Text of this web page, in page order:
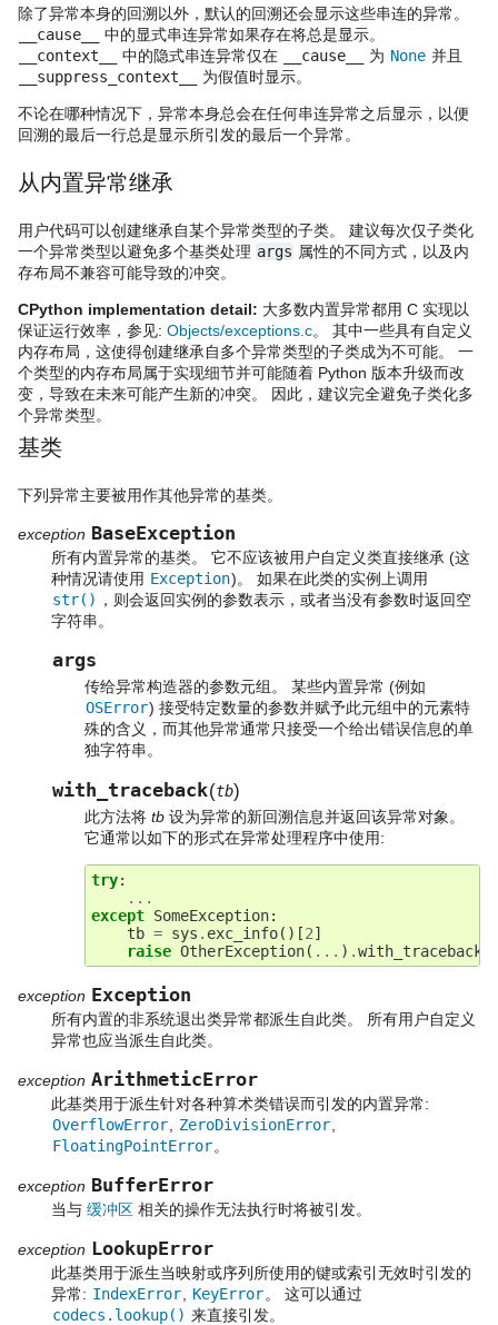
除了异常本身的回溯以外，默认的回溯还会显示这些串连的异常。
__cause__
中的显式串连异常如果存在将总是显示。
__context__
中的隐式串连异常仅在 __cause__ 为 None 并且
__suppress_context__
为假值时显示。
不论在哪种情况下，异常本身总会在任何串连异常之后显示，以便
回溯的最后一行总是显示所引发的最后一个异常。
从内置异常继承
用户代码可以创建继承自某个异常类型的子类。 建议每次仅子类化
一个异常类型以避免多个基类处理 args 属性的不同方式，以及内
存布局不兼容可能导致的冲突。
CPython implementation detail: 大多数内置异常都用 C 实现以
保证运行效率，参见: Objects/exceptions.c。 其中一些具有自定义
内存布局，这使得创建继承自多个异常类型的子类成为不可能。 一
个类型的内存布局属于实现细节并可能随着 Python 版本升级而改
变，导致在未来可能产生新的冲突。 因此，建议完全避免子类化多
个异常类型。
基类
下列异常主要被用作其他异常的基类。
exception BaseException
所有内置异常的基类。 它不应该被用户自定义类直接继承 (这
种情况请使用 Exception)。 如果在此类的实例上调用
str() ，则会返回实例的参数表示，或者当没有参数时返回空
字符串。
args
传给异常构造器的参数元组。 某些内置异常 (例如
OSError) 接受特定数量的参数并赋予此元组中的元素特
殊的含义，而其他异常通常只接受一个给出错误信息的单
独字符串。
with_traceback(tb)
此方法将 tb 设为异常的新回溯信息并返回该异常对象。
它通常以如下的形式在异常处理程序中使用:
try:
...
except SomeException:
tb = sys . exc_info()[2]
raise OtherException( ... ) .with_traceback
exception Exception
所有内置的非系统退出类异常都派生自此类。 所有用户自定义
异常也应当派生自此类。
exception ArithmeticError
此基类用于派生针对各种算术类错误而引发的内置异常:
OverflowError
ZeroDivisionError
FloatingPointError。
exception BufferError
当与 缓冲区 相关的操作无法执行时将被引发。
exception LookupError
此基类用于派生当映射或序列所使用的键或索引无效时引发的
异常: IndexError KeyError。 这可以通过
codecs.lookup() 来直接引发。